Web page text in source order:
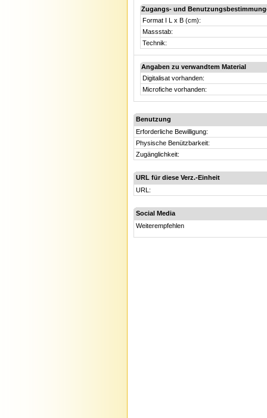
Zugangs- und
Format I L x B (cm):
Massstab:
Technik:
Angaben zu verwandtem Material
Digitalisat vorhanden:
Microfiche vorhanden:
Benutzung
Erforderliche Bewilligung:
Physische Benützbarkeit:
Zugänglichkeit:
URL für diese Verz.-Einheit
URL:
Social Media
Weiterempfehlen